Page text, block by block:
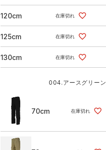
120cm 在庫切れ
125cm 在庫切れ
130cm 在庫切れ
004.アースグリーン
70cm 在庫切れ